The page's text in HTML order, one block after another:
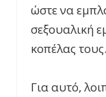
ώστε να
σεξουαλική
κοπέλας τους.
Για αυτό,